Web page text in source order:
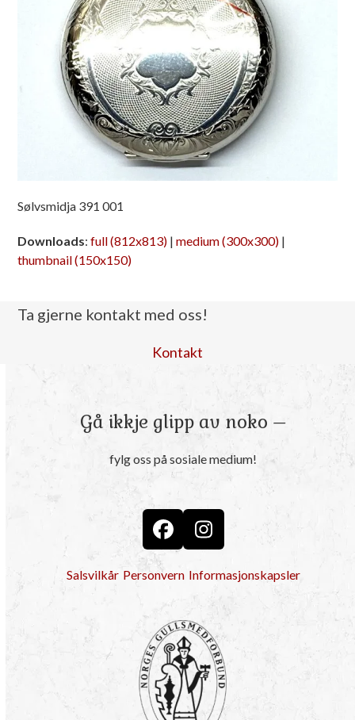
Sølvsmidja 391 001
Downloads:full (812x813) |medium (300x300) |
thumbnail (150x150)
Ta gjerne kontakt med oss!
Kontakt
Gå ikkje glipp av noko –
fylg oss på sosiale medium!
FacebookInstagram
Salsvilkår Personvern Informasjonskapsler